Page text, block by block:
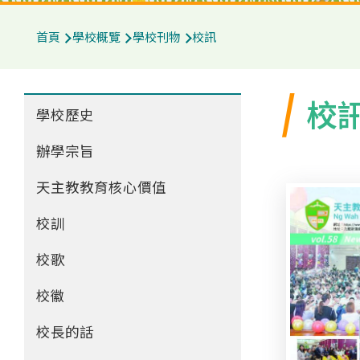
航
結
首頁 學校概覽 學校刊物 校訊
校
Main
navigation
學校歷史
辦學宗旨
天主教教育核心價值
校訓
校歌
校徽
校長的話